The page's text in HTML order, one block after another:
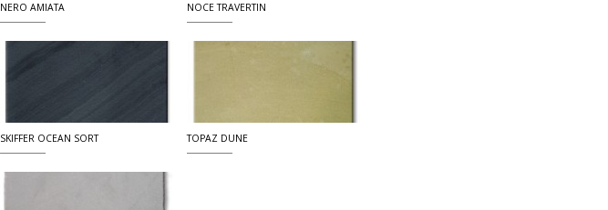
NERO AMIATA NOCE TRAVERTIN
SKIFFER OCEAN SORT TOPAZ DUNE